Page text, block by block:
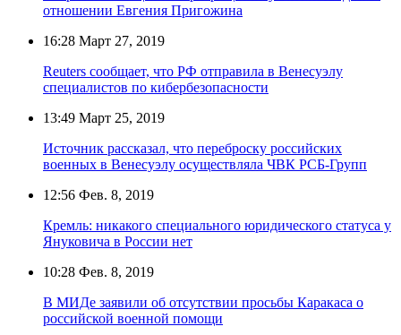
отношении Евгения Пригожина
16:28 Март 27, 2019
Reuters сообщает, что РФ отправила в Венесуэлу
специалистов по кибербезопасности
13:49 Март 25, 2019
Источник рассказал, что переброску российских
военных в Венесуэлу осуществляла ЧВК РСБ-Групп
12:56 Фев. 8, 2019
Кремль: никакого специального юридического статуса у
Януковича в России нет
10:28 Фев. 8, 2019
В МИДе заявили об отсутствии просьбы Каракаса о
российской военной помощи